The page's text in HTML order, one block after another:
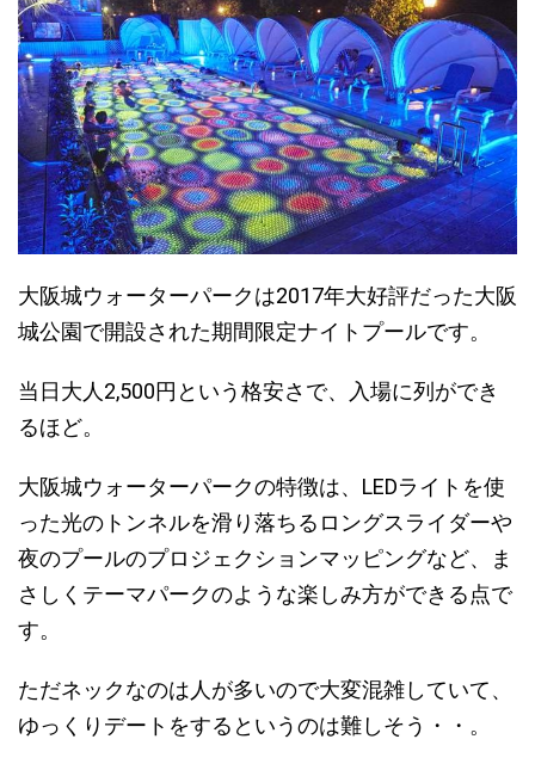
大阪城ウォーターパークは2017年大好評だった大阪
城公園で開設された期間限定ナイトプールです。
当日大人2,500円 という格安さで、入場に列ができ
るほど。
大阪城ウォーターパークの特徴は、LEDライトを使
った光のトンネルを滑り落ちるロングスライダーや
夜のプールのプロジェクションマッピングなど、ま
さしくテーマパークのような楽しみ方ができる点で
す。
ただネックなのは人が多いので大変混雑していて、
ゆっくりデートをするというのは難しそう・・。